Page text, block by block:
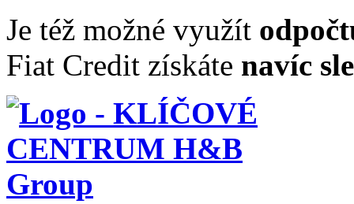
Je též možné využít
Fiat Credit získáte navíc